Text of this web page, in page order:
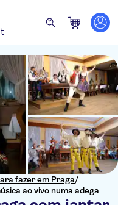
fazer em Praga/
ao vivo numa adega